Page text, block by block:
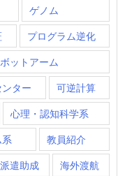
ゲノム
プログラム逆化
ットアーム
ター 可逆計算
心理・認知科学系
教員紹介
遣助成 海外渡航